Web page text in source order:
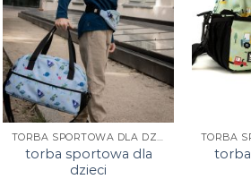
TORBA SPORTOWA DLA DZIECI
torba sportowa dla
dzieci